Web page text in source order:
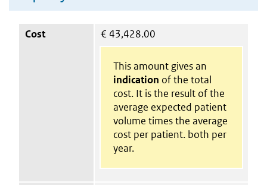
Cost € 43,428.00
This amount gives an
indication of the total
cost. It is the result of the
average expected patient
volume times the average
cost per patient. both per
year.